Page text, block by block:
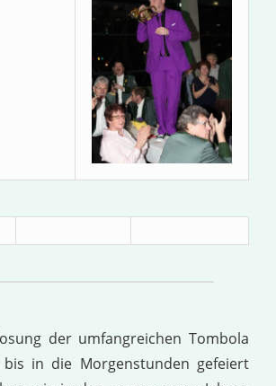
der umfangreichen Tombola
in die Morgenstunden gefeiert